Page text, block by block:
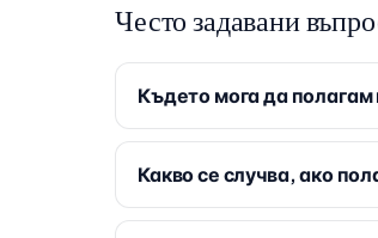
Често задавани
Където мога да полагам
Какво се случва, ако